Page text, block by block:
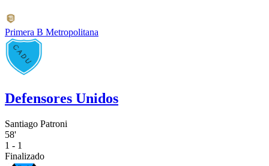
Primera B Metropolitana
Defensores Unidos
Santiago Patroni
58'
1 - 1
Finalizado